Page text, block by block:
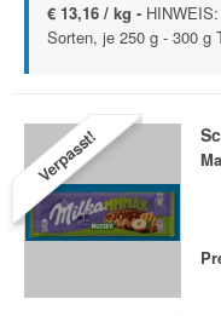
€ 13,16 / kg -
Sorten, je 250 g - 300 g
Verpasst!